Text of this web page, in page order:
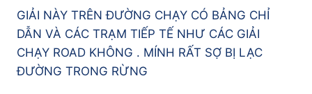
GIẢI NÀY TRÊN ĐƯỜNG CHẠY CÓ BẢNG CHỈ
DẪN VÀ CÁC TRẠM TIẾP TẾ NHƯ CÁC GIẢI
CHẠY ROAD KHÔNG . MÍNH RẤT SỢ BỊ LẠC
ĐƯỜNG TRONG RỪNG